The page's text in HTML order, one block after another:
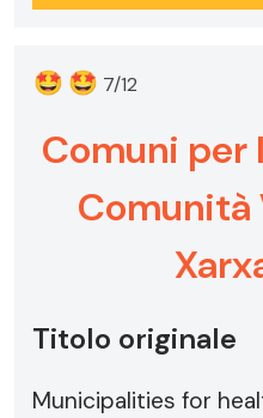
🤩 🤩 7/12
Comuni per
Comunità
Titolo originale
Municipalities for